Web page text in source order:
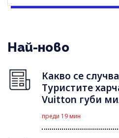
Най-ново
Какво се
Туристите
Vuitton губи
преди 19 мин